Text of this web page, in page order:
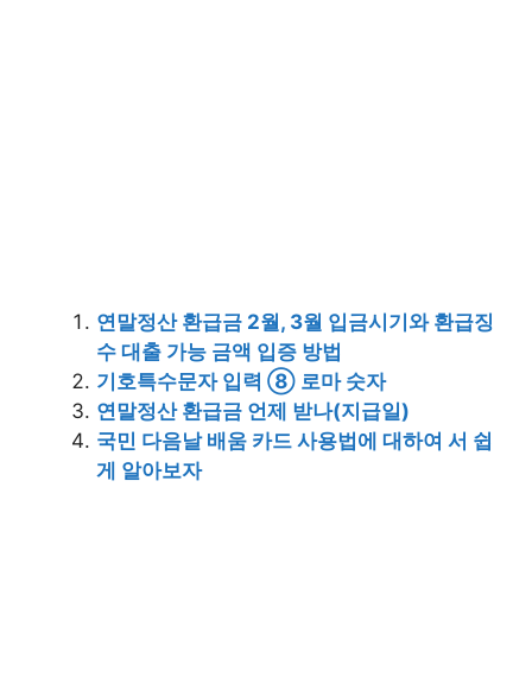
연말정산 환급금 2월, 3월 입금시기와 환급징
수 대출 가능 금액 입증 방법
기호특수문자 입력 ⑧ 로마 숫자
연말정산 환급금 언제 받나(지급일)
국민 다음날 배움 카드 사용법에 대하여 서 쉽
게 알아보자